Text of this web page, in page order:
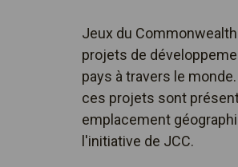
Jeux du
projets de
pays à travers le
ces projets sont
emplacement
l'initiative de JCC.